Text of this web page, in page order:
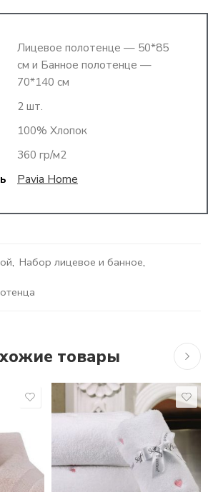
Лицевое полотенце — 50*85
см и Банное полотенце —
70*140 см
2 шт.
100% Хлопок
360 гр/м2
Pavia Home
, Набор лицевое и банное,
товары